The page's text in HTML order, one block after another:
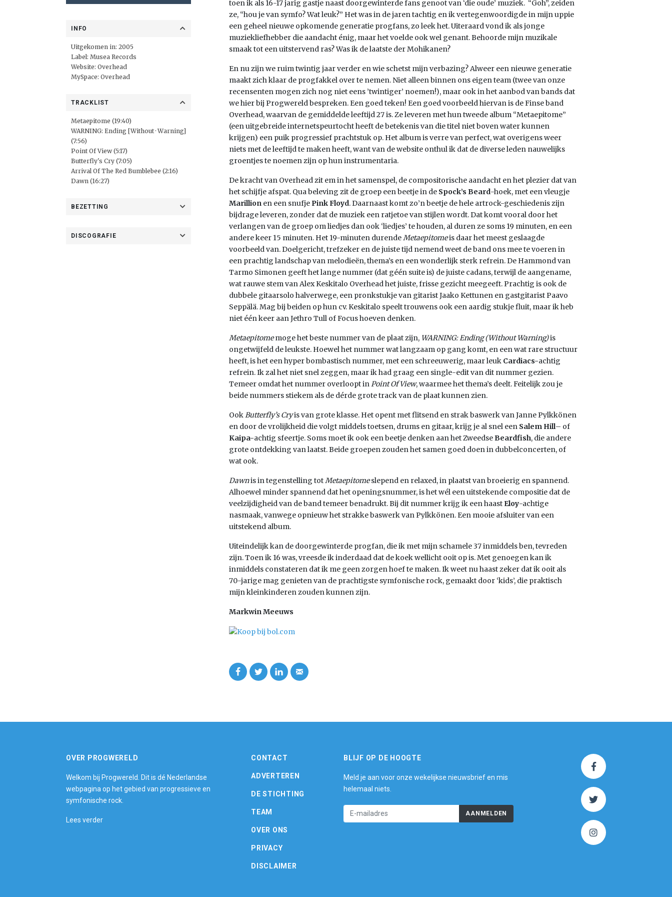
INFO
Uitgekomen in: 2005
Label: Musea Records
Website: Overhead
MySpace: Overhead
TRACKLIST
Metaepitome (19:40)
WARNING: Ending [Without · Warning]
(7:56)
Point Of View (5:17)
Butterfly's Cry (7:05)
Arrival Of The Red Bumblebee (2:16)
Dawn (16:27)
BEZETTING
DISCOGRAFIE
toen ik als 16-17 jarig gastje naast doorgewinterde fans genoot van ‘die oude’ muziek. “Goh”, zeiden
ze, “hou je van symfo? Wat leuk?” Het was in de jaren tachtig en ik vertegenwoordigde in mijn uppie
een geheel nieuwe opkomende generatie progfans, zo leek het. Uiteraard vond ik als jonge
muziekliefhebber die aandacht énig, maar het voelde ook wel genant. Behoorde mijn muzikale
smaak tot een uitstervend ras? Was ik de laatste der Mohikanen?
En nu zijn we ruim twintig jaar verder en wie schetst mijn verbazing? Alweer een nieuwe generatie
maakt zich klaar de progfakkel over te nemen. Niet alleen binnen ons eigen team (twee van onze
recensenten mogen zich nog niet eens ’twintiger’ noemen!), maar ook in het aanbod van bands dat
we hier bij Progwereld bespreken. Een goed teken! Een goed voorbeeld hiervan is de Finse band
Overhead, waarvan de gemiddelde leeftijd 27 is. Ze leveren met hun tweede album “Metaepitome”
(een uitgebreide internetspeurtocht heeft de betekenis van die titel niet boven water kunnen
krijgen) een puik progressief prachtstuk op. Het album is verre van perfect, wat overigens weer
niets met de leeftijd te maken heeft, want van de website onthul ik dat de diverse leden nauwelijks
groentjes te noemen zijn op hun instrumentaria.
De kracht van Overhead zit em in het samenspel, de compositorische aandacht en het plezier dat van
het schijfje afspat. Qua beleving zit de groep een beetje in de Spock’s Beard-hoek, met een vleugje
Marillion en een snufje Pink Floyd. Daarnaast komt zo’n beetje de hele artrock-geschiedenis zijn
bijdrage leveren, zonder dat de muziek een ratjetoe van stijlen wordt. Dat komt vooral door het
verlangen van de groep om liedjes dan ook ‘liedjes’ te houden, al duren ze soms 19 minuten, en een
andere keer 15 minuten. Het 19-minuten durendeMetaepitomeis daar het meest geslaagde
voorbeeld van. Doelgericht, trefzeker en de juiste tijd nemend weet de band ons mee te voeren in
een prachtig landschap van melodieën, thema’s en een wonderlijk sterk refrein. De Hammond van
Tarmo Simonen geeft het lange nummer (dat géén suite is) de juiste cadans, terwijl de aangename,
wat rauwe stem van Alex Keskitalo Overhead het juiste, frisse gezicht meegeeft. Prachtig is ook de
dubbele gitaarsolo halverwege, een pronkstukje van gitarist Jaako Kettunen en gastgitarist Paavo
Seppälä. Mag bij beiden op hun cv. Keskitalo speelt trouwens ook een aardig stukje fluit, maar ik heb
niet één keer aan Jethro Tull of Focus hoeven denken.
Metaepitomemoge het beste nummer van de plaat zijn, WARNING: Ending (Without Warning)is
ongetwijfeld de leukste. Hoewel het nummer wat langzaam op gang komt, en een wat rare structuur
heeft, is het een hyper bombastisch nummer, met een schreeuwerig, maar leuk Cardiacs-achtig
refrein. Ik zal het niet snel zeggen, maar ik had graag een single-edit van dit nummer gezien.
Temeer omdat het nummer overloopt inPoint Of View, waarmee het thema’s deelt. Feitelijk zou je
beide nummers stiekem als de dérde grote track van de plaat kunnen zien.
OokButterfly’s Cryis van grote klasse. Het opent met flitsend en strak baswerk van Janne Pylkkönen
en door de vrolijkheid die volgt middels toetsen, drums en gitaar, krijg je al snel een Salem Hill– of
Kaipa-achtig sfeertje. Soms moet ik ook een beetje denken aan het ZweedseBeardfish, die andere
grote ontdekking van laatst. Beide groepen zouden het samen goed doen in dubbelconcerten, of
wat ook.
Dawnis in tegenstelling totMetaepitomeslepend en relaxed, in plaatst van broeierig en spannend.
Alhoewel minder spannend dat het openingsnummer, is het wél een uitstekende compositie dat de
veelzijdigheid van de band temeer benadrukt. Bij dit nummer krijg ik een haast Eloy-achtige
nasmaak, vanwege opnieuw het strakke baswerk van Pylkkönen. Een mooie afsluiter van een
uitstekend album.
Uiteindelijk kan de doorgewinterde progfan, die ik met mijn schamele 37 inmiddels ben, tevreden
zijn. Toen ik 16 was, vreesde ik inderdaad dat de koek wellicht ooit op is. Met genoegen kan ik
inmiddels constateren dat ik me geen zorgen hoef te maken. Ik weet nu haast zeker dat ik ooit als
70-jarige mag genieten van de prachtigste symfonische rock, gemaakt door ‘kids’, die praktisch
mijn kleinkinderen zouden kunnen zijn.
Markwin Meeuws
OVER PROGWERELD
Welkom bij Progwereld. Dit is dé Nederlandse
webpagina op het gebied van progressieve en
symfonische rock.
Lees verder
CONTACT
ADVERTEREN
DE STICHTING
TEAM
OVER ONS
PRIVACY
DISCLAIMER
BLIJF OP DE HOOGTE
Meld je aan voor onze wekelijkse nieuwsbrief en mis
helemaal niets.
AANMELDEN